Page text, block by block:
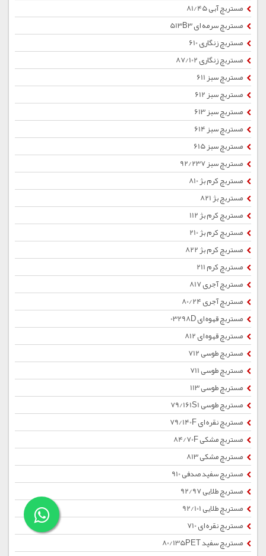
مستربچ آبی 81/45
مستربچ سرمه ای 513B3
مستربچ زنگاری 610
مستربچ زنگاری 87/102
مستربچ سبز 611
مستربچ سبز 612
مستربچ سبز 613
مستربچ سبز 614
مستربچ سبز 615
مستربچ سبز 92/237
مستربچ کرم بژ 810
مستربچ بژ 821
مستربچ کرم بژ 112
مستربچ کرم بژ 210
مستربچ کرم بژ 822
مستربچ کرم 211
مستربچ آجری 817
مستربچ آجری 80/24
مستربچ قهوه ای 03298D
مستربچ قهوه ای 812
مستربچ طوسی 712
مستربچ طوسی 711
مستربچ طوسی 113
مستربچ طوسی 79/161S1
مستربچ نقره ای 79/140F
مستربچ مشکی 84/70F
مستربچ مشکی 813
مستربچ سفید صدفی 910
مستربچ طلایی 92/97
مستربچ طلایی 92/101
مستربچ نقره ای 710
مستربچ سفید 80/135PET